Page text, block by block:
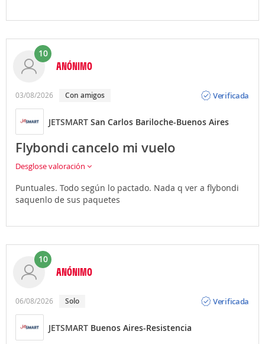
10
ANÓNIMO
03/08/2026 Con amigos
Verificada
JETSMART San Carlos Bariloche-Buenos Aires
Flybondi cancelo mi vuelo
Desglose valoración
Puntuales. Todo según lo pactado. Nada q ver a flybondi
saquenlo de sus paquetes
10
ANÓNIMO
06/08/2026 Solo
Verificada
JETSMART Buenos Aires-Resistencia